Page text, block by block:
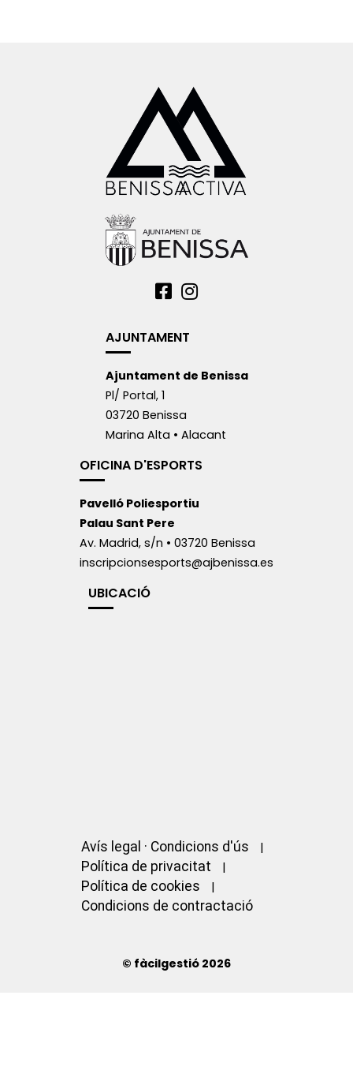
AJUNTAMENT
Ajuntament de Benissa
Pl/ Portal, 1
03720 Benissa
Marina Alta • Alacant
OFICINA D'ESPORTS
Pavelló Poliesportiu
Palau Sant Pere
Av. Madrid, s/n • 03720 Benissa
inscripcionsesports@ajbenissa.es
UBICACIÓ
Avís legal · Condicions d'ús
Política de privacitat
Política de cookies
Condicions de contractació
© fàcilgestió 2026